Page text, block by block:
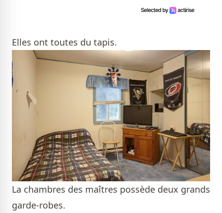
Elles ont toutes du tapis.
La chambres des maîtres possède deux grands
garde-robes.